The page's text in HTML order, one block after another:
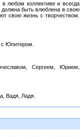
любом коллективе и всегда
должна быть влюблена в свою
свою жизнь с творчеством.
с Юпитером.
Сергеем, Юрием,
Вадя, Ладя.